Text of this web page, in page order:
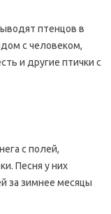
птенцов в
с человеком,
и другие птички с
с полей,
Песня у них
за зимнее месяцы